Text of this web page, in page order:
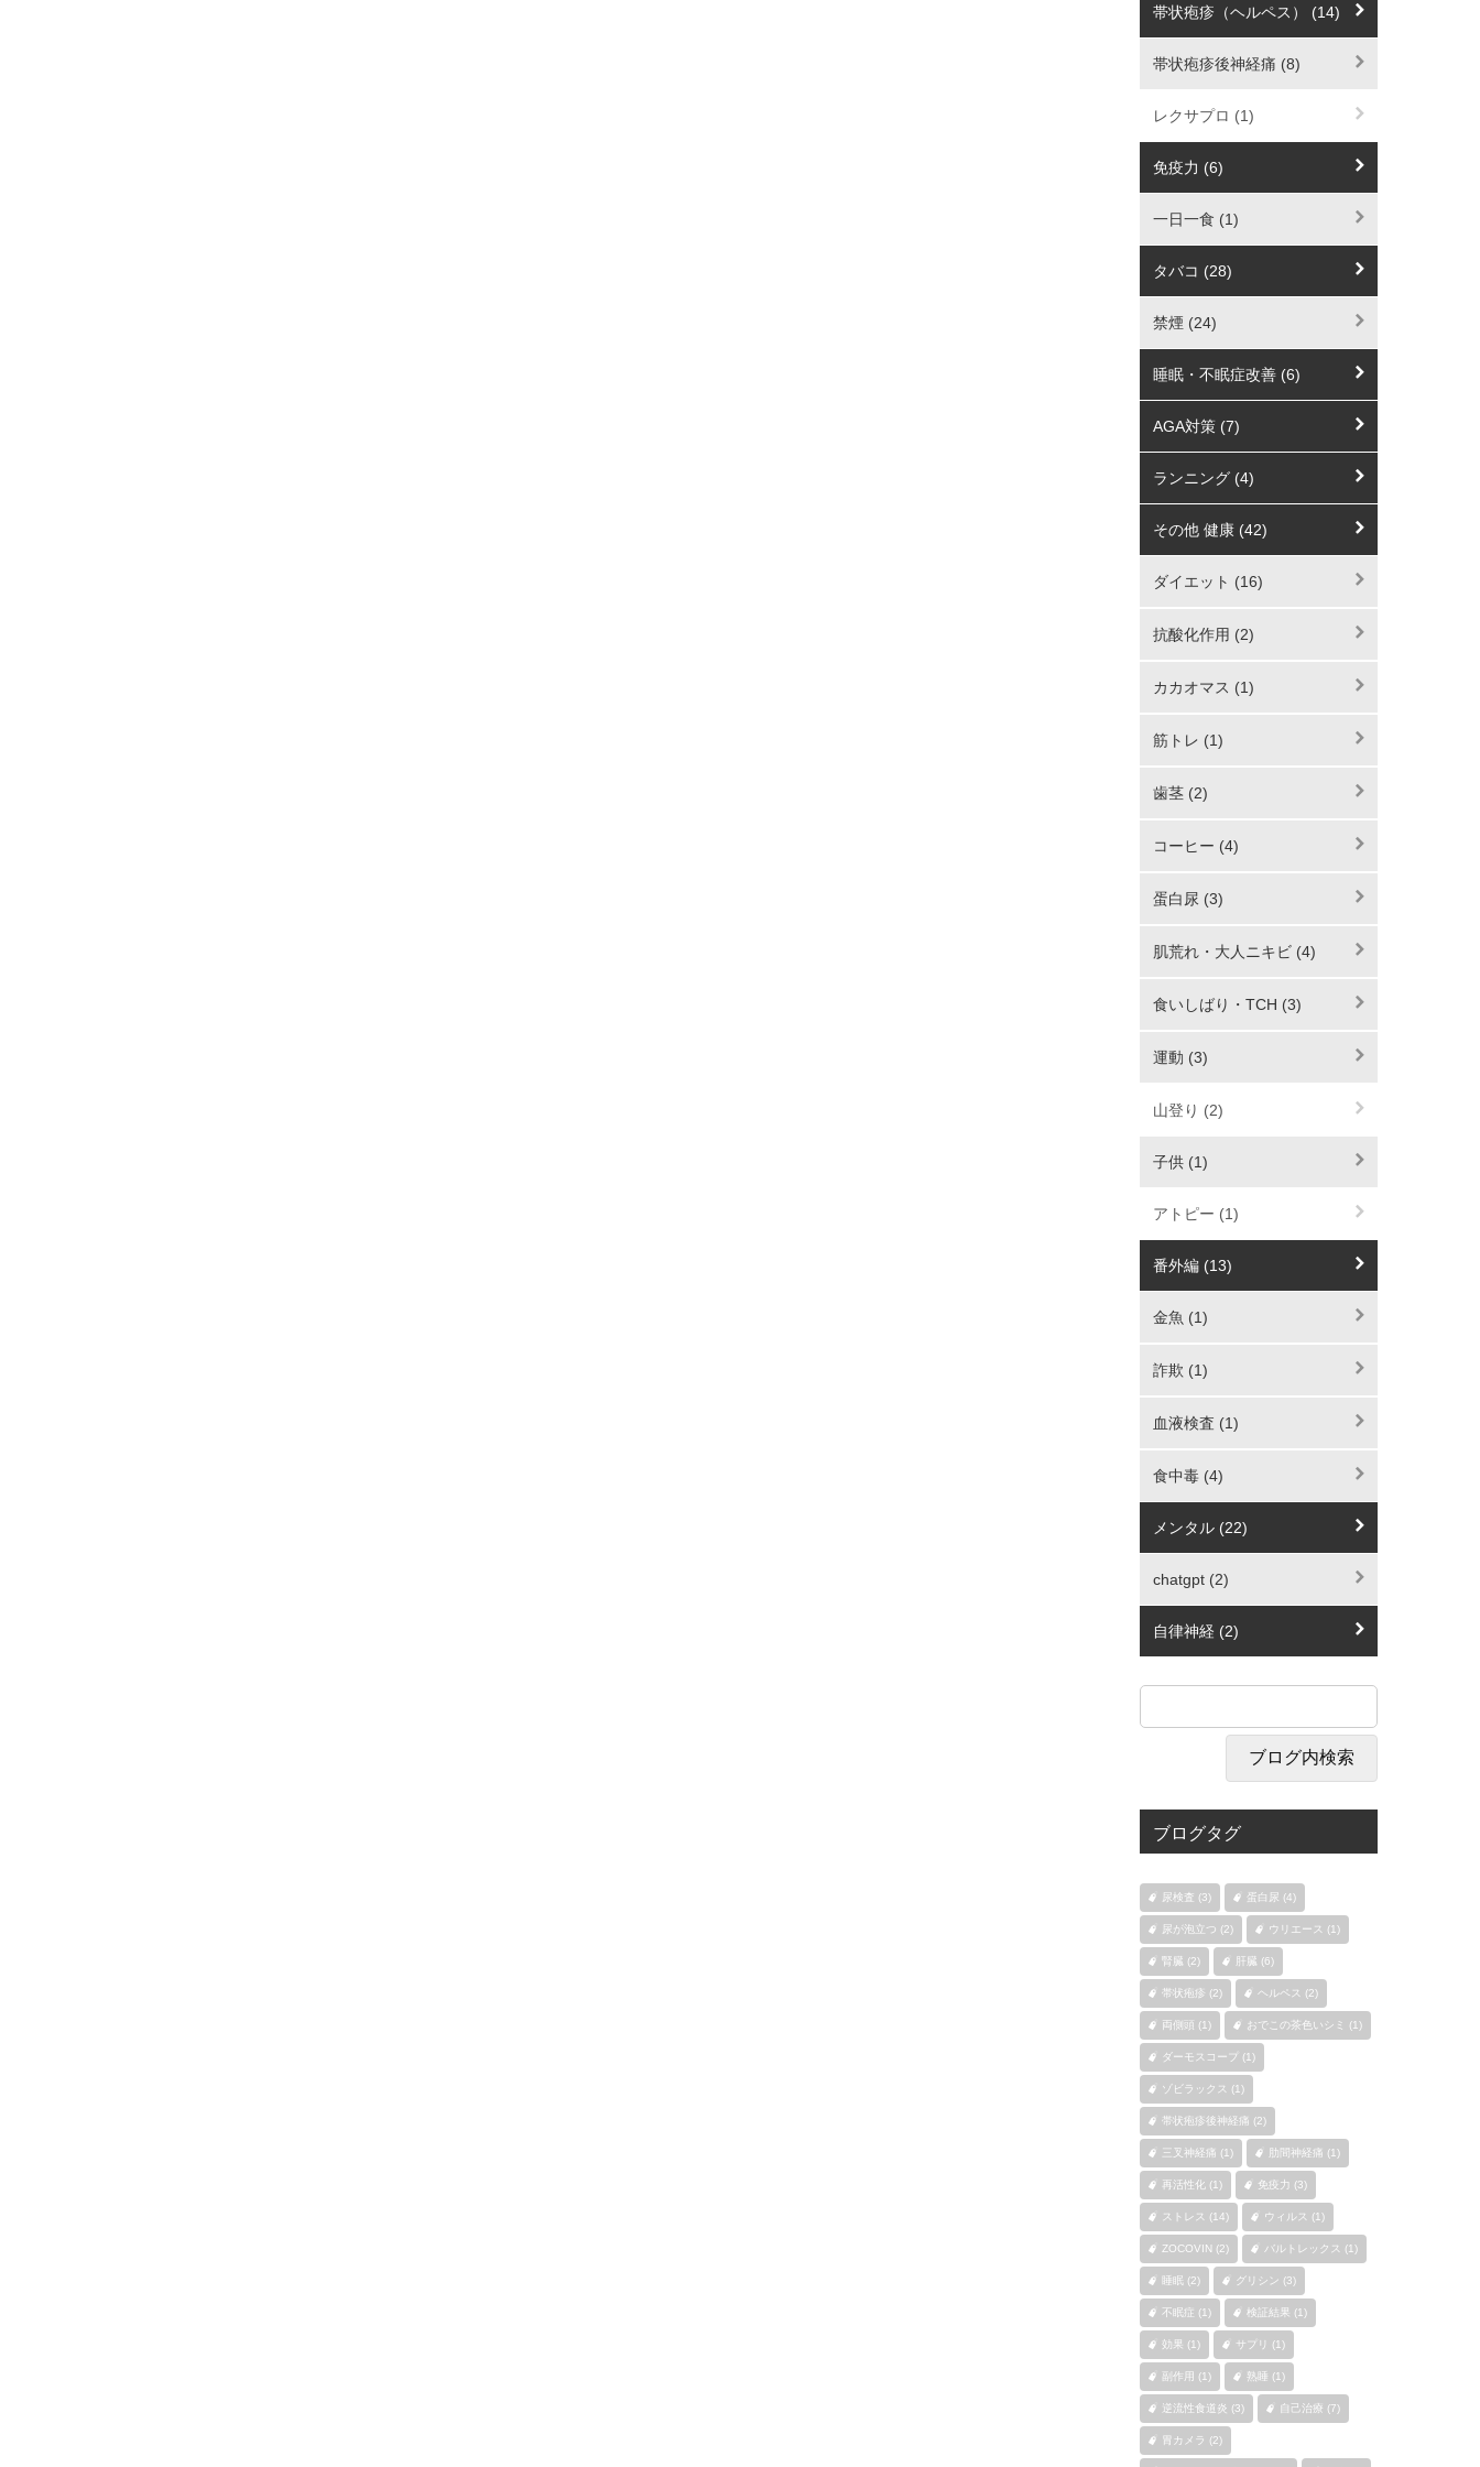
帯状疱疹（ヘルペス） (14)
帯状疱疹後神経痛 (8)
レクサプロ (1)
免疫力 (6)
一日一食 (1)
タバコ (28)
禁煙 (24)
睡眠・不眠症改善 (6)
AGA対策 (7)
ランニング (4)
その他 健康 (42)
ダイエット (16)
抗酸化作用 (2)
カカオマス (1)
筋トレ (1)
歯茎 (2)
コーヒー (4)
蛋白尿 (3)
肌荒れ・大人ニキビ (4)
食いしばり・TCH (3)
運動 (3)
山登り (2)
子供 (1)
アトピー (1)
番外編 (13)
金魚 (1)
詐欺 (1)
血液検査 (1)
食中毒 (4)
メンタル (22)
chatgpt (2)
自律神経 (2)
ブログタグ
尿検査 (3) 蛋白尿 (4)
尿が泡立つ (2) ウリエース (1)
腎臓 (2) 肝臓 (6)
帯状疱疹 (2) ヘルペス (2)
両側頭 (1) おでこの茶色いシミ (1)
ダーモスコープ (1)
ゾビラックス (1)
帯状疱疹後神経痛 (2)
三叉神経痛 (1) 肋間神経痛 (1)
再活性化 (1) 免疫力 (3)
ストレス (14) ウィルス (1)
ZOCOVIN (2) バルトレックス (1)
睡眠 (2) グリシン (3)
不眠症 (1) 検証結果 (1)
効果 (1) サプリ (1)
副作用 (1) 熟睡 (1)
逆流性食道炎 (3) 自己治療 (7)
胃カメラ (2)